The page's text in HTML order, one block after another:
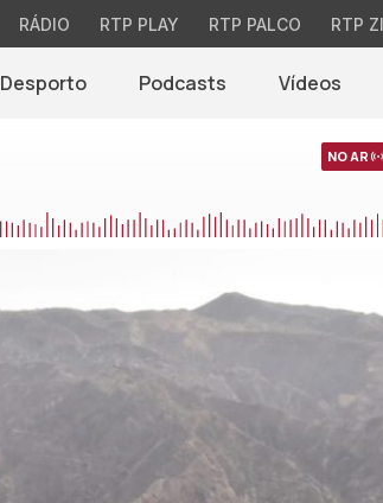
RÁDIO RTP PLAY RTP PALCO RTP
Desporto Podcasts Vídeos
NO AR